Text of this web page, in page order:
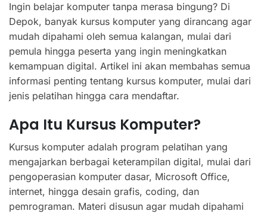
Ingin belajar komputer tanpa merasa bingung? Di
Depok, banyak kursus komputer yang dirancang agar
mudah dipahami oleh semua kalangan, mulai dari
pemula hingga peserta yang ingin meningkatkan
kemampuan digital. Artikel ini akan membahas semua
informasi penting tentang kursus komputer, mulai dari
jenis pelatihan hingga cara mendaftar.
Apa Itu Kursus Komputer?
Kursus komputer adalah program pelatihan yang
mengajarkan berbagai keterampilan digital, mulai dari
pengoperasian komputer dasar, Microsoft Office,
internet, hingga desain grafis, coding, dan
pemrograman. Materi disusun agar mudah dipahami